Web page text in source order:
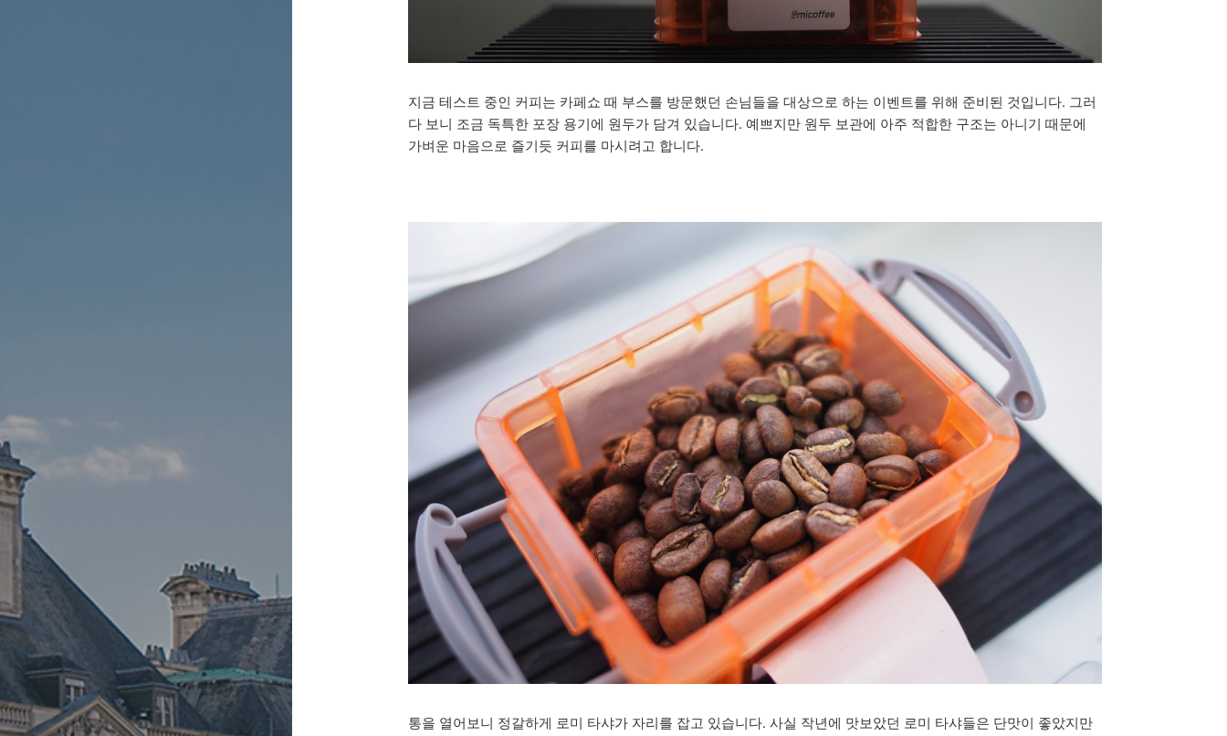
지금 테스트 중인 커피는 카페쇼 때 부스를 방문했던 손님들을 대상으로 하는 이벤트를 위해 준비된 것입니다. 그러
다 보니 조금 독특한 포장 용기에 원두가 담겨 있습니다. 예쁘지만 원두 보관에 아주 적합한 구조는 아니기 때문에
가벼운 마음으로 즐기듯 커피를 마시려고 합니다.
통을 열어보니 정갈하게 로미 타샤가 자리를 잡고 있습니다. 사실 작년에 맛보았던 로미 타샤들은 단맛이 좋았지만